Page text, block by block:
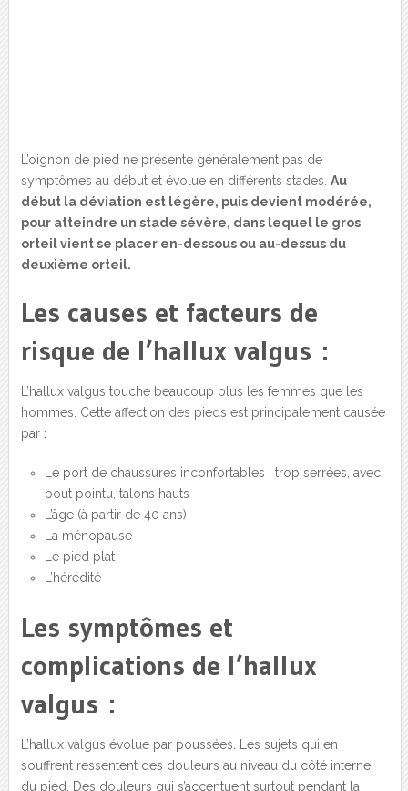
L’oignon de pied ne présente généralement pas de
symptômes au début et évolue en différents stades. Au
début la déviation est légère, puis devient modérée,
pour atteindre un stade sévère, dans lequel le gros
orteil vient se placer en-dessous ou au-dessus du
deuxième orteil.
Les causes et facteurs de
risque de l’hallux valgus :
L’hallux valgus touche beaucoup plus les femmes que les
hommes. Cette affection des pieds est principalement causée
par :
Le port de chaussures inconfortables ; trop serrées, avec
bout pointu, talons hauts
L’âge (à partir de 40 ans)
La ménopause
Le pied plat
L’hérédité
Les symptômes et
complications de l’hallux
valgus :
L’hallux valgus évolue par poussées. Les sujets qui en
souffrent ressentent des douleurs au niveau du côté interne
du pied. Des douleurs qui s’accentuent surtout pendant la